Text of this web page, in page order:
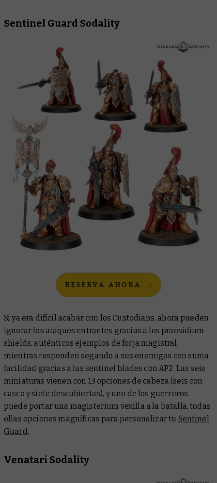
Sentinel Guard Sodality
RESERVA AHORA
Si ya era difícil acabar con los Custodians, ahora pueden
ignorar los ataques entrantes gracias a los praesidium
shields, auténticos ejemplos de forja magistral,
mientras responden segando a sus enemigos con suma
facilidad gracias a las sentinel blades con AP2. Las seis
miniaturas vienen con 13 opciones de cabeza (seis con
casco y siete descubiertas), y uno de los guerreros
puede portar una magisterium vexilla a la batalla, todas
ellas opciones magníficas para personalizar tu Sentinel
Guard.
Venatari Sodality